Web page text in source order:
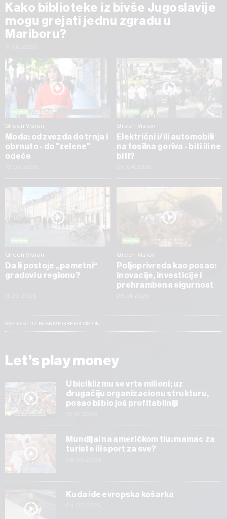
Kako biblioteke iz bivše Jugoslavije
mogu grejati jednu zgradu u
Mariboru?
Green Vision
Moda: od zvezda do trnja i
obrnuto - do "zelene"
odeće
Green Vision
Električni i/ili automobili
na fosilna goriva - biti ili ne
biti?
Green Vision
Da li postoje „pametni“
gradovi u regionu?
Green Vision
Poljoprivreda kao posao:
inovacije, investicije i
prehrambena sigurnost
SVE VESTI IZ RUBRIKE GREEN VISION
Let’s play money
U biciklizmu se vrte milioni; uz
drugačiju organizacionu strukturu,
posao bi bio još profitabilniji
Mundijal na američkom tlu: mamac za
turiste ili sport za sve?
Kuda ide evropska košarka